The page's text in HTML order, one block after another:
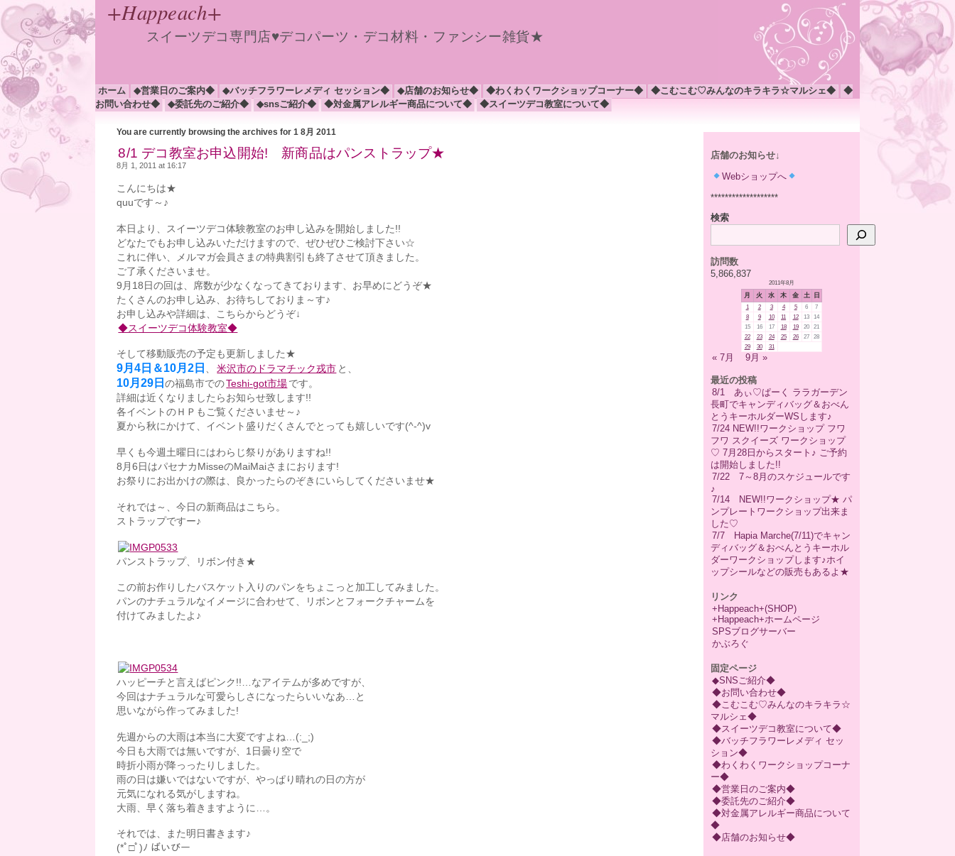
+Happeach+
スイーツデコ専門店♥デコパーツ・デコ材料・ファンシー雑貨★
ホーム ◆営業日のご案内◆ ◆バッチフラワーレメディ セッション◆ ◆店舗のお知らせ◆ ◆わくわくワークショップコーナー◆ ◆こむこむ♡みんなのキラキラ☆マルシェ◆
◆
お問い合わせ◆
◆委託先のご紹介◆ ◆snsご紹介◆ ◆対金属アレルギー商品について◆ ◆スイーツデコ教室について◆
店舗のお知らせ↓
Webショップへ
*******************
検索
訪問数
5,866,837
2011年8月
月 火 水 木 金 土 日
1 2 3 4 5 6
7
8
9 10 11 12 13
14
15
16 17 18 19 20
21
22
23 24 25 26 27
28
29
30 31
« 7月 9月 »
最近の投稿
8/1 あぃ♡ぱーく ララガーデン
長町でキャンディバッグ＆おべん
とうキーホルダーWSします♪
7/24 NEW!!ワークショップ フワ
フワ スクイーズ ワークショップ
♡ 7月28日からスタート♪ ご予約
は開始しました!!
7/22 7～8月のスケジュールです
♪
7/14 NEW!!ワークショップ★ パ
ンプレートワークショップ出来ま
した♡
7/7 Hapia Marche(7/11)でキャン
ディバッグ＆おべんとうキーホル
ダーワークショップします♪ホイ
ップシールなどの販売もあるよ★
リンク
+Happeach+(SHOP)
+Happeach+ホームページ
SPSブログサーバー
かぶろぐ
固定ページ
◆SNSご紹介◆
◆お問い合わせ◆
◆こむこむ♡みんなのキラキラ☆
マルシェ◆
◆スイーツデコ教室について◆
◆バッチフラワーレメディ セッ
ション◆
◆わくわくワークショップコーナ
ー◆
◆営業日のご案内◆
◆委託先のご紹介◆
◆対金属アレルギー商品について
◆
◆店舗のお知らせ◆
You are currently browsing the archives for 1 8月 2011
8/1 デコ教室お申込開始! 新商品はパンストラップ★
8月 1, 2011 at 16:17
こんにちは★
quuです～♪
本日より、スイーツデコ体験教室のお申し込みを開始しました!!
どなたでもお申し込みいただけますので、ぜひぜひご検討下さい☆
これに伴い、メルマガ会員さまの特典割引も終了させて頂きました。
ご了承くださいませ。
9月18日の回は、席数が少なくなってきております、お早めにどうぞ★
たくさんのお申し込み、お待ちしておりま～す♪
お申し込みや詳細は、こちらからどうぞ↓
◆スイーツデコ体験教室◆
そして移動販売の予定も更新しました★
9月4日＆10月2日 、 米沢市のドラマチック戎市 と、
10月29日の福島市でのTeshi-got市場 です。
詳細は近くなりましたらお知らせ致します!!
各イベントのＨＰもご覧くださいませ～♪
夏から秋にかけて、イベント盛りだくさんでとっても嬉しいです(^-^)v
早くも今週土曜日にはわらじ祭りがありますね!!
8月6日はパセナカMisseのMaiMaiさまにおります!
お祭りにお出かけの際は、良かったらのぞきにいらしてくださいませ★
それでは～、今日の新商品はこちら。
ストラップですー♪
パンストラップ、リボン付き★
この前お作りしたバスケット入りのパンをちょこっと加工してみました。
パンのナチュラルなイメージに合わせて、リボンとフォークチャームを
付けてみましたよ♪
ハッピーチと言えばピンク!!…なアイテムが多めですが、
今回はナチュラルな可愛らしさになったらいいなあ…と
思いながら作ってみました!
先週からの大雨は本当に大変ですよね…(:_;)
今日も大雨では無いですが、1日曇り空で
時折小雨が降っったりしました。
雨の日は嫌いではないですが、やっぱり晴れの日の方が
元気になれる気がしますね。
大雨、早く落ち着きますように…。
それでは、また明日書きます♪
(*ﾟ□ﾟ)ﾉ ばいびー